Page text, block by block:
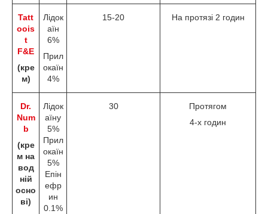
Tatt
oois
t
F&E
(кре
м)
Лідок
аїн
6%
Прил
окаїн
4%
15-20 На протязі 2 годин
Dr.
Num
b
(кре
м на
вод
ній
осно
ві)
Лідок
аїну
5%
Прил
окаїн
5%
Епін
ефр
ин
0.1%
30
Протягом
4-х годин